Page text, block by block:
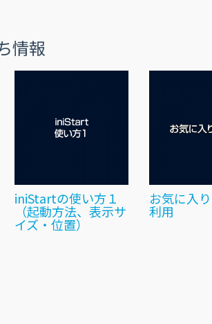
情報
iniStartの使い方１
（起動方法、表示サ
イズ・位置）
お気に入
利用